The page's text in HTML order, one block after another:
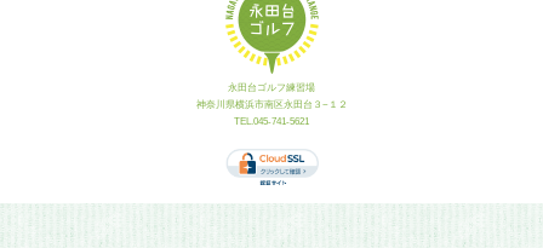
永田台ゴルフ練習場
神奈川県横浜市南区永田台３−１２
TEL.045-741-5621